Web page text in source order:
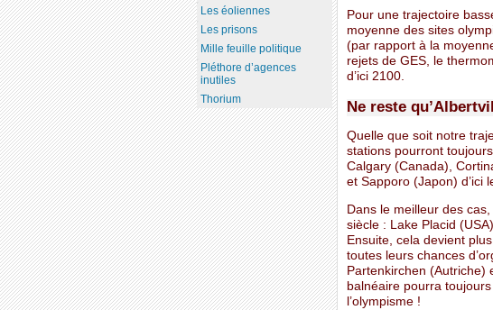
Pour une trajectoire
moyenne des sites
(par rapport à la
rejets de GES, le
d’ici 2100.
Ne reste
Quelle que soit notre
stations pourront
Calgary (Canada),
et Sapporo (Japon) d’ici
Dans le meilleur des
siècle : Lake Placid
Ensuite, cela devient
toutes leurs chances
Partenkirchen
balnéaire pourra
l’olympisme !
Les éoliennes
Les prisons
Mille feuille politique
Pléthore d’agences
inutiles
Thorium